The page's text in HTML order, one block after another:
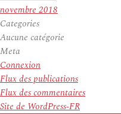
novembre 2018
Categories
Aucune catégorie
Meta
Connexion
Flux des publications
Flux des commentaires
Site de WordPress-FR